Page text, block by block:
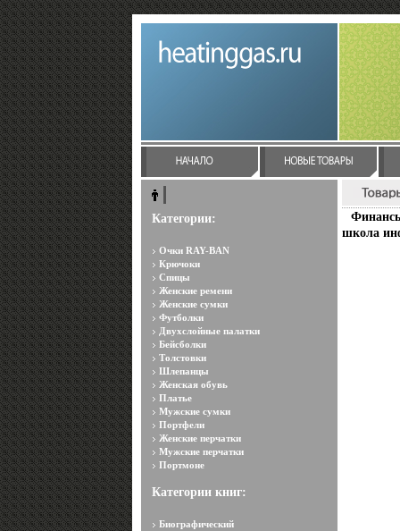
Категории:
Очки RAY-BAN
Крючоки
Спицы
Женские ремени
Женские сумки
Футболки
Двухслойные палатки
Бейсболки
Толстовки
Шлепанцы
Женская обувь
Платье
Мужские сумки
Портфели
Женские перчатки
Мужские перчатки
Портмоне
Категории книг:
Биографический
школа